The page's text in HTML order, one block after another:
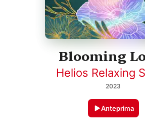
Blooming
Helios Relaxing
2023
Anteprima